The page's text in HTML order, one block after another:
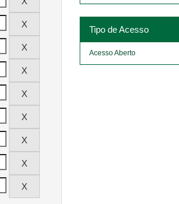
Tipo de Acesso
Acesso Aberto